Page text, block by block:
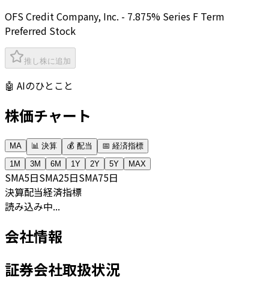
OFS Credit Company, Inc. - 7.875% Series F Term
Preferred Stock
推し株に追加
🤖 AIのひとこと
株価チャート
MA 📊 決算 💰 配当
📅 経済指標
1M
3M 6M 1Y 2Y 5Y MAX
SMA5日SMA25日SMA75日
決算配当経済指標
読み込み中...
会社情報
証券会社取扱状況